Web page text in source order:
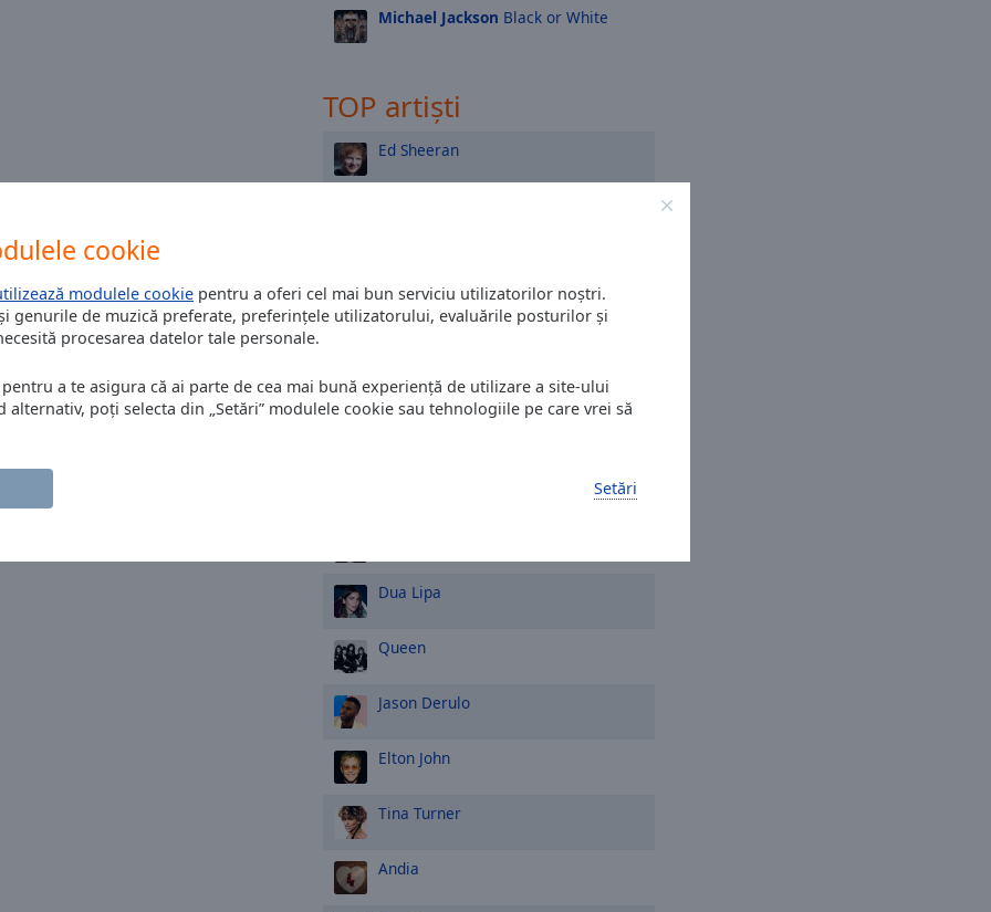
cookie
modulele cookie pentru a oferi cel mai bun serviciu utilizatorilor noștri.
genurile de muzică preferate, preferințele utilizatorului, evaluările posturilor și
procesarea datelor tale personale.
pentru a te asigura că ai parte de cea mai bună experiență de utilizare a site-ului
alternativ, poți selecta din „Setări” modulele cookie sau tehnologiile pe care vrei să
Setări
Michael Jackson Black or White
TOP artiști
Ed Sheeran
Madonna
Dua Lipa
Queen
Jason Derulo
Elton John
Tina Turner
Andia